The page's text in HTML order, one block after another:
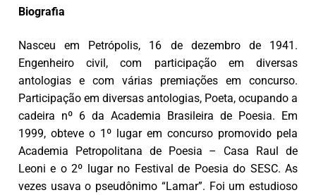
Biografia
Nasceu em Petrópolis, 16 de dezembro de 1941.
Engenheiro civil, com participação em diversas
antologias e com várias premiações em concurso.
Participação em diversas antologias, Poeta, ocupando a
cadeira nº 6 da Academia Brasileira de Poesia. Em
1999, obteve o 1º lugar em concurso promovido pela
Academia Petropolitana de Poesia – Casa Raul de
Leoni e o 2º lugar no Festival de Poesia do SESC. As
vezes usava o pseudônimo “Lamar”. Foi um estudioso